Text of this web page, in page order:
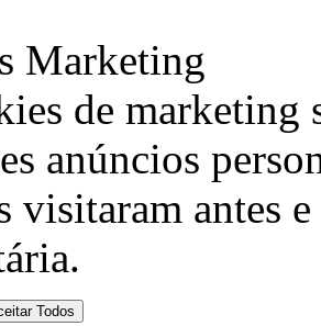
Marketing
de marketing
anúncios
visitaram antes
Todos